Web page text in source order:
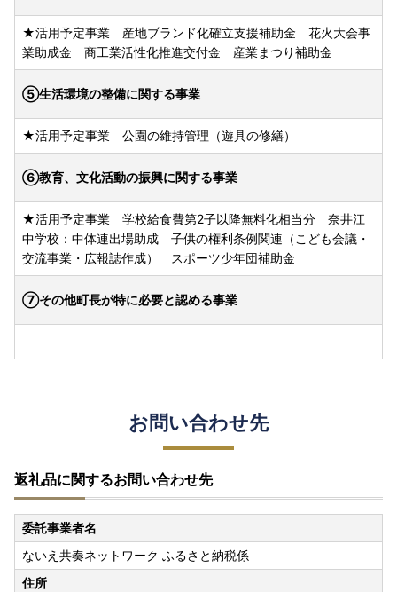
★活用予定事業 産地ブランド化確立支援補助金 花火大会事
業助成金 商工業活性化推進交付金 産業まつり補助金
⑤生活環境の整備に関する事業
★活用予定事業 公園の維持管理（遊具の修繕）
⑥教育、文化活動の振興に関する事業
★活用予定事業 学校給食費第2子以降無料化相当分 奈井江
中学校：中体連出場助成 子供の権利条例関連（こども会議・
交流事業・広報誌作成） スポーツ少年団補助金
⑦その他町長が特に必要と認める事業
お問い合わせ先
返礼品に関するお問い合わせ先
委託事業者名
ないえ共奏ネットワーク ふるさと納税係
住所